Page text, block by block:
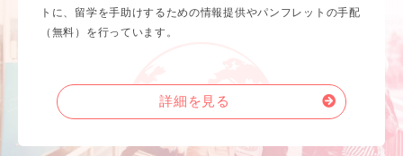
トに、留学を手助けするための情報提供やパンフレットの手配
（無料）を行っています。
詳細を見る